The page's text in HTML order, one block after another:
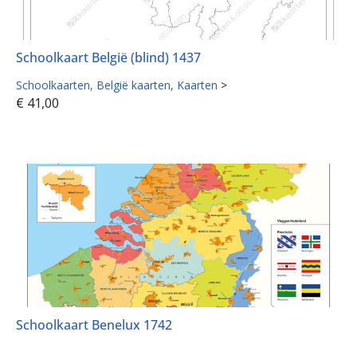
Schoolkaart België (blind) 1437
Schoolkaarten België kaarten Kaarten >
€ 41,00
Schoolkaart Benelux 1742